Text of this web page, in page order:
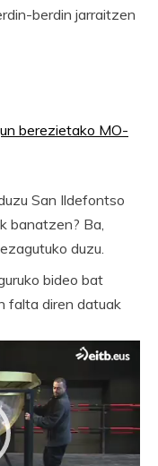
berdin jarraitzen
berezietako MO-
San Ildefontso
banatzen? Ba,
duzu.
bideo bat
falta diren datuak